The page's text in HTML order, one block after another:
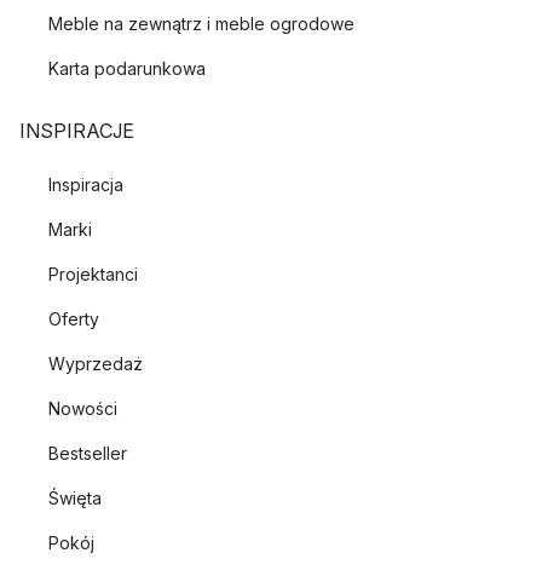
Meble na zewnątrz i meble ogrodowe
Karta podarunkowa
INSPIRACJE
Inspiracja
Marki
Projektanci
Oferty
Wyprzedaż
Nowości
Bestseller
Święta
Pokój